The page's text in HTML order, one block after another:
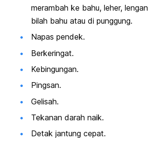
merambah ke bahu, leher,
bilah bahu atau di punggung.
Napas pendek.
Berkeringat.
Kebingungan.
Pingsan.
Gelisah.
Tekanan darah naik.
Detak jantung cepat.